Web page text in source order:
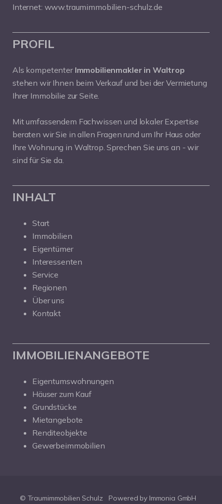
Internet: www.traumimmobilien-schulz.de
PROFIL
Als kompetenter Immobilienmakler in Waltrop
stehen wir Ihnen beim Verkauf und bei der Vermietung
Ihrer Immobilie zur Seite.
Mit umfassendem Fachwissen und lokaler Expertise
beraten wir Sie in allen Fragen rund um Ihr Haus oder
Ihre Wohnung in Waltrop. Sprechen Sie uns an - wir
sind für Sie da.
INHALT
Start
Immobilien
Eigentümer
Interessenten
Service
Regionen
Über uns
Kontakt
IMMOBILIENANGEBOTE
Eigentumswohnungen
Häuser zum Kauf
Grundstücke
Mietangebote
Renditeobjekte
Gewerbeimmobilien
© Traumimmobilien Schulz Powered by Immonia GmbH